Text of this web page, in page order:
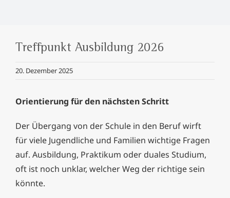
Treffpunkt Ausbildung 2026
20. Dezember 2025
Orientierung für den nächsten Schritt
Der Übergang von der Schule in den Beruf wirft
für viele Jugendliche und Familien wichtige Fragen
auf. Ausbildung, Praktikum oder duales Studium,
oft ist noch unklar, welcher Weg der richtige sein
könnte.